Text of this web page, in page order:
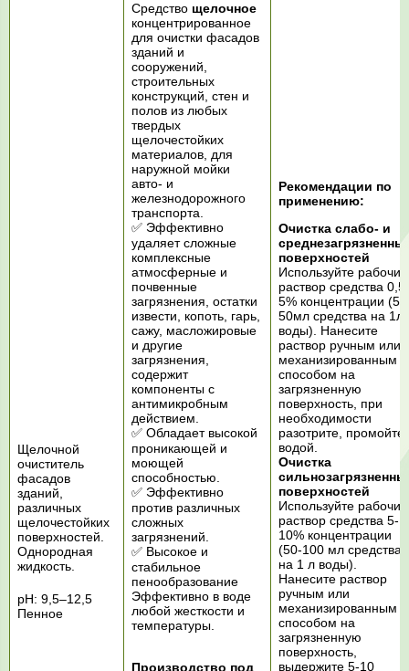
Щелочной
очиститель
фасадов
зданий,
различных
щелочестойких
поверхностей.
Однородная
жидкость.
рН: 9,5–12,5
Пенное
Средство щелочное
концентрированное
для очистки фасадов
зданий и
сооружений,
строительных
конструкций, стен и
полов из любых
твердых
щелочестойких
материалов, для
наружной мойки
авто- и
железнодорожного
транспорта.
✅ Эффективно
удаляет сложные
комплексные
атмосферные и
почвенные
загрязнения, остатки
извести, копоть, гарь,
сажу, масложировые
и другие
загрязнения,
содержит
компоненты c
антимикробным
действием.
✅ Обладает высокой
проникающей и
моющей
способностью.
✅ Эффективно
против различных
сложных
загрязнений.
✅ Высокое и
стабильное
пенообразование
Эффективно в воде
любой жесткости и
температуры.
Производство под
Рекомендации по
применению:
Очистка слабо- и
поверхностей
Используйте рабочий
раствор средства 0,5-
5% концентрации (5-
50мл средства на 1л
воды). Нанесите
раствор ручным или
механизированным
способом на
загрязненную
поверхность, при
необходимости
разотрите, промойте
водой.
Очистка
поверхностей
Используйте рабочий
раствор средства 5-
10% концентрации
(50-100 мл средства
на 1 л воды).
Нанесите раствор
ручным или
механизированным
способом на
загрязненную
поверхность,
выдержите 5-10